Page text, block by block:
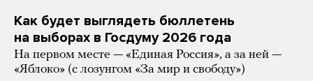
Как будет выглядеть бюллетень
на выборах в Госдуму 2026 года
На первом месте — «Единая Россия», а за ней —
«Яблоко» (с лозунгом «За мир и свободу»)